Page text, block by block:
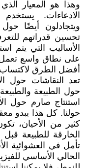
وهذا هو المعيار
الادعاءات.
ويتجادلون أيضًا
تحسين قدراتهم
الأساليب التي يتم
على نطاق واسع
أفضل الطرق لاكتساب
تعد النقاشات حول
حول الطبيعة
استنتاج صارم حول
حولنا. كل هذا يبدو
كثير من الأحيان،
الخارقة للطبيعة
تأمل في العشوائية
الحالي الأساسي